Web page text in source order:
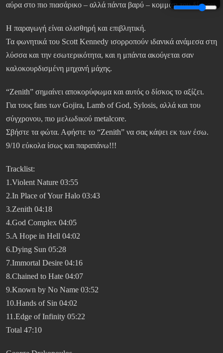
αύρα στο πιο πιασάρικο – αλλά πάντα βαρύ – κομμάτι του δίσκου.
Η παραγωγή είναι ολισθηρή και επιβλητική.
Τα φωνητικά του Scott Kennedy ισορροπούν ιδανικά ανάμεσα στη
λύσσα και την εσωτερικότητα, και η μπάντα ακούγεται σαν
καλοκουρδισμένη μηχανή μάχης.
“Zenith” σημαίνει αποκορύφωμα και αυτός ο δίσκος το αξίζει.
Για τους fans των Gojira, Lamb of God, Sylosis, αλλά και του
σύγχρονου, πιο μελωδικού metalcore.
Σβήστε τα φώτα. Αφήστε το “Zenith” να σας κάψει εκ των έσω.
9/10 εύκολα ίσως και παραπάνω!!!
Tracklist:
1.Violent Nature 03:55
2.In Place of Your Halo 03:43
3.Zenith 04:18
4.God Complex 04:05
5.A Hope in Hell 04:02
6.Dying Sun 05:28
7.Immortal Desire 04:16
8.Chained to Hate 04:07
9.Known by No Name 03:52
10.Hands of Sin 04:02
11.Edge of Infinity 05:22
Total 47:10